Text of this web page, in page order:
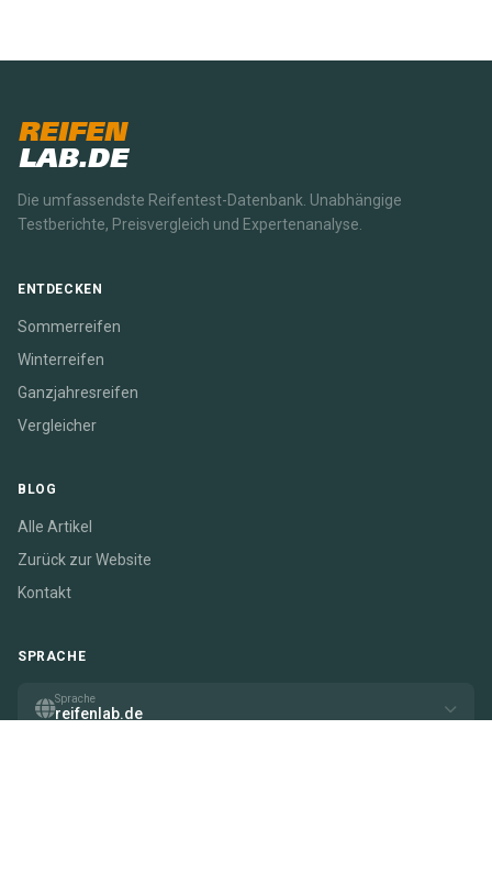
REIFEN
LAB.DE
Die umfassendste Reifentest-Datenbank. Unabhängige
Testberichte, Preisvergleich und Expertenanalyse.
ENTDECKEN
Sommerreifen
Winterreifen
Ganzjahresreifen
Vergleicher
BLOG
Alle Artikel
Zurück zur Website
Kontakt
SPRACHE
Sprache
reifenlab.de